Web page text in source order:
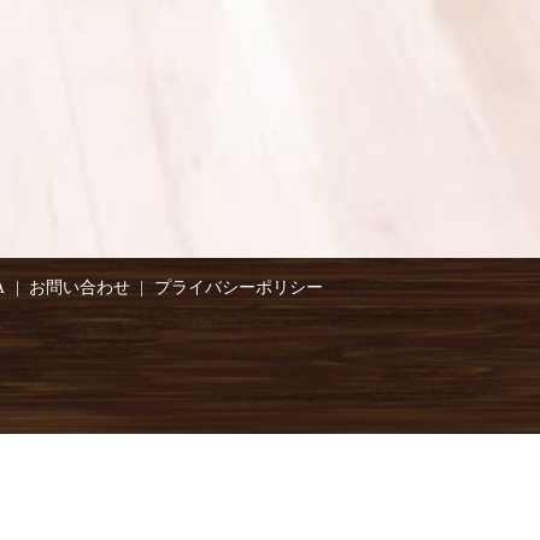
お問い合わせ プライバシーポリシー